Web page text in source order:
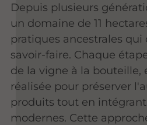
Depuis plusieurs
un domaine de 11
pratiques ancestrales
savoir-faire. Chaque
de la vigne à la bouteille,
réalisée pour préserver
produits tout en
modernes. Cette